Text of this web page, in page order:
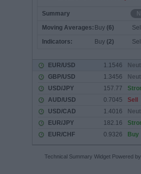
Technical Summary Widget Powered by